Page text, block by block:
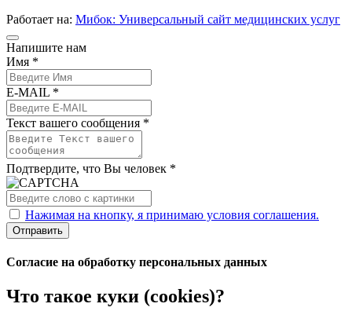
Работает на: Мибок: Универсальный сайт медицинских услуг
Напишите нам
Имя *
E-MAIL *
Текст вашего сообщения *
Подтвердите, что Вы человек *
Нажимая на кнопку, я принимаю условия соглашения.
Отправить
Согласие на обработку персональных данных
Что такое куки (cookies)?